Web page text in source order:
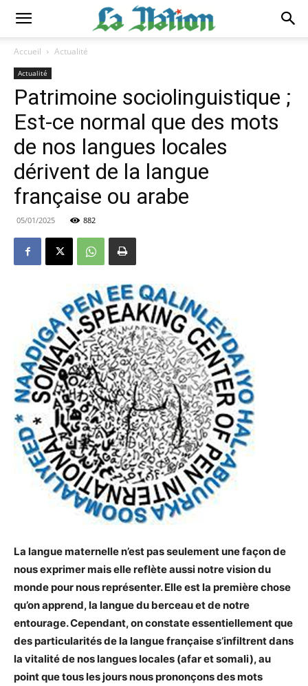
Accueil Actualité
Actualité
Patrimoine sociolinguistique ;
Est-ce normal que des mots
de nos langues locales
dérivent de la langue
française ou arabe
05/01/2025 882
La langue maternelle n’est pas seulement une façon de
nous exprimer mais elle reflète aussi notre vision du
monde pour nous représenter. Elle est la première chose
qu’on apprend, la langue du berceau et de notre
entourage. Cependant, on constate essentiellement que
des particularités de la langue française s’infiltrent dans
la vitalité de nos langues locales (afar et somali), au
point que tous les jours nous prononçons des mots